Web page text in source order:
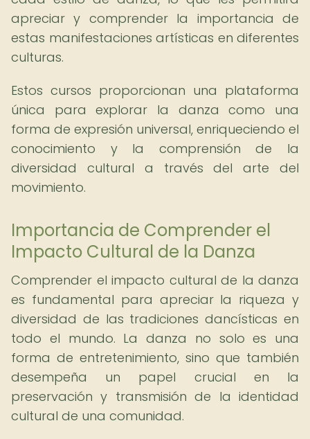
apreciar y comprender la importancia de
estas manifestaciones artísticas en diferentes
culturas.
Estos cursos proporcionan una plataforma
única para explorar la danza como una
forma de expresión universal, enriqueciendo el
conocimiento y la comprensión de la
diversidad cultural a través del arte del
movimiento.
Importancia de Comprender el
Impacto Cultural de la Danza
Comprender el impacto cultural de la danza
es fundamental para apreciar la riqueza y
diversidad de las tradiciones dancísticas en
todo el mundo. La danza no solo es una
forma de entretenimiento, sino que también
desempeña un papel crucial en la
preservación y transmisión de la identidad
cultural de una comunidad.